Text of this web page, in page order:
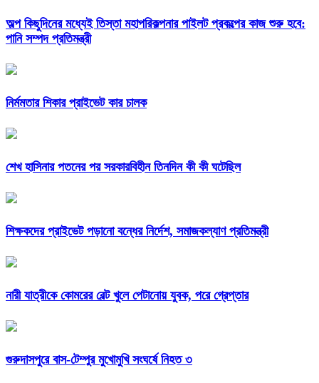
অল্প কিছুদিনের মধ্যেই তিস্তা মহাপরিকল্পনার পাইলট প্রকল্পের কাজ শুরু হবে:
পানি সম্পদ প্রতিমন্ত্রী
নির্মমতার শিকার প্রাইভেট কার চালক
শেখ হাসিনার পতনের পর সরকারবিহীন তিনদিন কী কী ঘটেছিল
শিক্ষকদের প্রাইভেট পড়ানো বন্ধের নির্দেশ, সমাজকল্যাণ প্রতিমন্ত্রী
নারী যাত্রীকে কোমরের বেল্ট খুলে পেটানোয় যুবক, পরে গ্রেপ্তার
গুরুদাসপুরে বাস-টেম্পুর মুখোমুখি সংঘর্ষে নিহত ৩